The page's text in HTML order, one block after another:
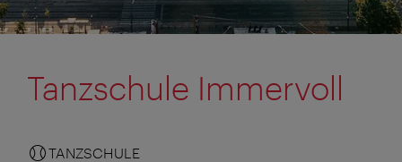
Tanzschule Immervoll
TANZSCHULE